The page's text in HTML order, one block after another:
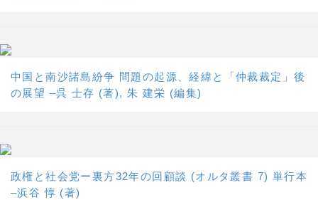
中国と南沙諸島紛争 問題の起源、経緯と「仲裁裁定」後
の展望 –呉 士存 (著), 朱 建栄 (編集)
政権と社会党ー裏方32年の回顧談 (オルタ叢書 7) 単行本
–浜谷 惇 (著)